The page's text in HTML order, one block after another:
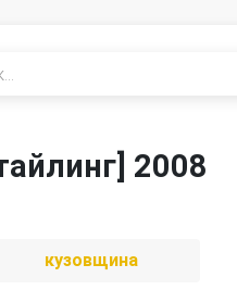
2008
кузовщина